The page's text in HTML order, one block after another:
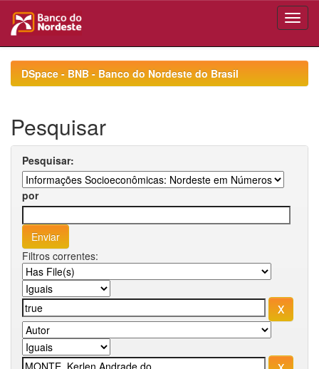
navigationDSpace - BNB - Banco do Nordeste do Brasil
Pesquisar
Pesquisar:
por
Filtros correntes: